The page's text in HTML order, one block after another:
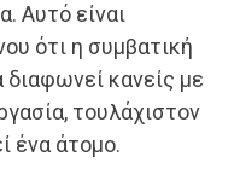
Αυτό είναι
ότι η συμβατική
κανείς με
τουλάχιστον
ένα άτομο.